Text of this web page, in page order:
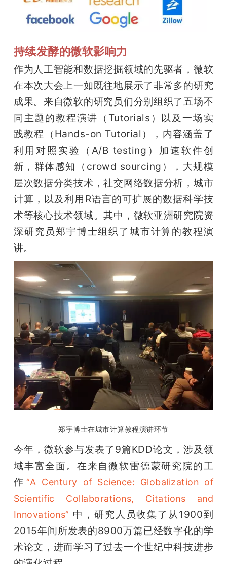
持续发酵的微软影响力
作为人工智能和数据挖掘领域的先驱者，微软
在本次大会上一如既往地展示了非常多的研究
成果。来自微软的研究员们分别组织了五场不
同主题的教程演讲（Tutorials）以及一场实
践教程（Hands-on Tutorial），内容涵盖了
利用对照实验（A/B testing）加速软件创
新，群体感知（crowd sourcing），大规模
层次数据分类技术，社交网络数据分析，城市
计算，以及利用R语言的可扩展的数据科学技
术等核心技术领域。其中，微软亚洲研究院资
深研究员郑宇博士组织了城市计算的教程演
讲。
郑宇博士在城市计算教程演讲环节
今年，微软参与发表了9篇KDD论文，涉及领
域丰富全面。在来自微软雷德蒙研究院的工
作 “A Century of Science: Globalization of
Scientific Collaborations, Citations and
Innovations” 中，研究人员收集了从1900到
2015年间所发表的8900万篇已经数字化的学
术论文，进而学习了过去一个世纪中科技进步